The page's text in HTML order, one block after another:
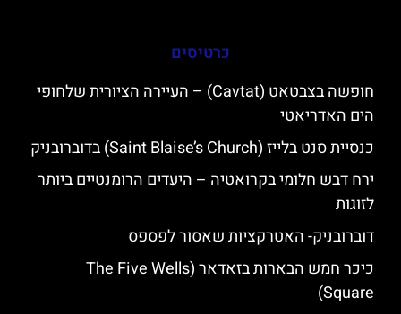
כרטיסים
חופשה בצבטאט (Cavtat) – העיירה הציורית שלחופי
הים האדריאטי
כנסיית סנט בלייז (Saint Blaise’s Church) בדוברובניק
ירח דבש חלומי בקרואטיה – היעדים הרומנטיים ביותר
לזוגות
דוברובניק- האטרקציות שאסור לפספס
כיכר חמש הבארות בזאדאר (The Five Wells
Square)